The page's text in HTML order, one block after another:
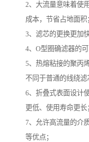
2、大流量意味着使
成本，节省占地面积
3、滤芯的更换更加
4、O型圈确滤器的可
5、热熔粘接的聚丙
不同于普通的线绕滤
6、折叠式表面设计
更低、使用寿命更长
7、允许高流量的介
等优点；